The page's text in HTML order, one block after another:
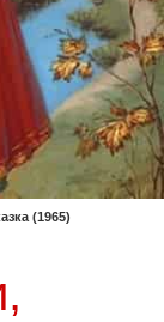
(1965)